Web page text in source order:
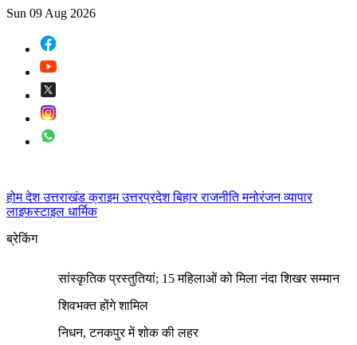
Sun 09 Aug 2026
होमदेशउत्तराखंडक्राइमउत्तरप्रदेशबिहारराजनीतिमनोरंजनव्यापार
लाइफस्टाइल धार्मिक
ब्रेकिंग
सांस्कृतिक प्रस्तुतियां; 15 महिलाओं को मिला नंदा शिखर सम्मान
शिवभक्त होंगे शामिल
निधन, टनकपुर में शोक की लहर